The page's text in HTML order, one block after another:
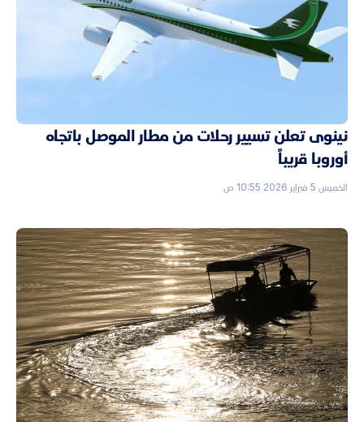
نينوى تعلن تسيير رحلات من مطار الموصل باتجاه
أوروبا قريباً
الخميس 5 فبراير 2026 10:55 ص